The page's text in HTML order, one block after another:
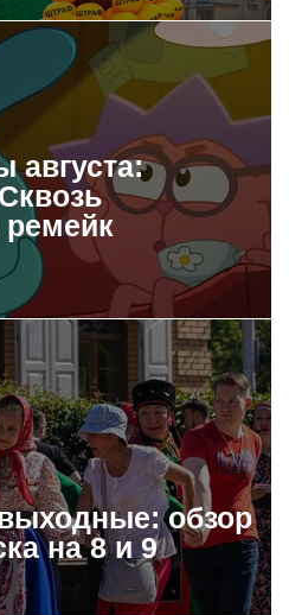
августа:
обзор
на 8 и 9